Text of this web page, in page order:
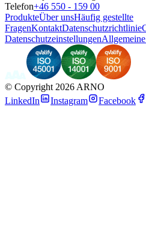
Telefon+46 550 - 159 00
ProdukteÜber unsHäufig gestellte
FragenKontaktDatenschutzrichtlinie
Datenschutzeinstellungen
© Copyright 2026 ARNO
LinkedIn
Instagram Facebook